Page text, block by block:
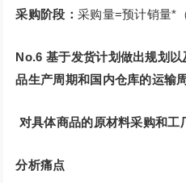
采购阶段： 采购量=预计销量*
No.6 基于发货计划做出规划
品生产周期和国内仓库的运输
对具体商品的原材料采购和工
分析痛点